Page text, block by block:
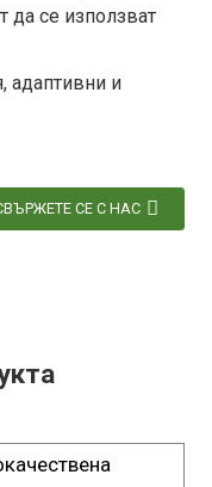
да се използват
и
СЕ С НАС